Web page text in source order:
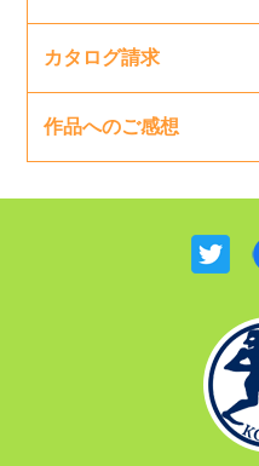
カタログ請求
作品へのご感想